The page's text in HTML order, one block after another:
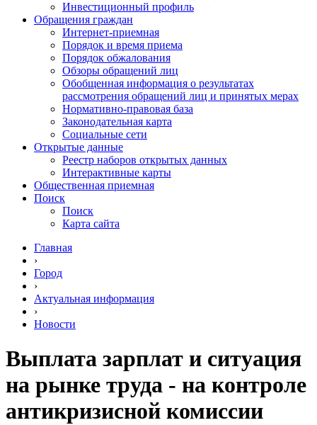
Инвестиционный профиль
Обращения граждан
Интернет-приемная
Порядок и время приема
Порядок обжалования
Обзоры обращений лиц
Обобщенная информация о результатах
рассмотрения обращений лиц и принятых мерах
Нормативно-правовая база
Законодательная карта
Социальные сети
Открытые данные
Реестр наборов открытых данных
Интерактивные карты
Общественная приемная
Поиск
Поиск
Карта сайта
Главная
›
Город
›
Актуальная информация
›
Новости
Выплата зарплат и ситуация
на рынке труда - на контроле
антикризисной комиссии